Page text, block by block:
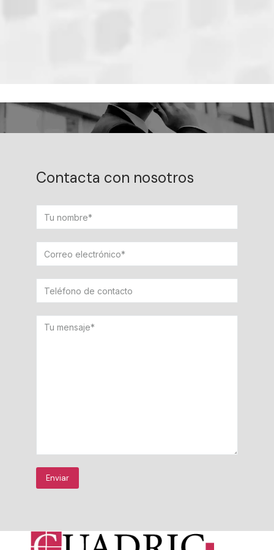
Contacta con nosotros